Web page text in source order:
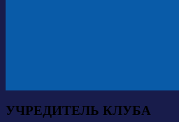
УЧРЕДИТЕЛЬ КЛУБА